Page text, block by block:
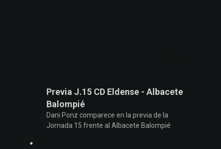
Previa J.15 CD Eldense - Albacete
Balompié
Dani Ponz comparece en la previa de la
Jornada 15 frente al Albacete Balompié